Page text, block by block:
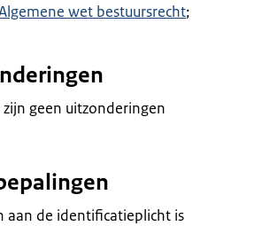
wet bestuursrecht;
geen uitzonderingen
aan de identificatieplicht is